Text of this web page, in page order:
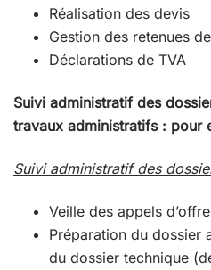
Réalisation des devis
Gestion des retenues
Déclarations de TVA
Suivi administratif des
travaux administratifs : pour
Suivi administratif des
Veille des appels
Préparation du dossier
du dossier technique